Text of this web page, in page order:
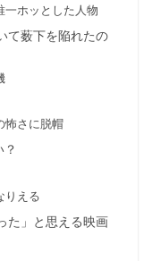
一ホッとした人物
て薮下を陥れたの
怖さに脱帽
？
りえる
た」と思える映画